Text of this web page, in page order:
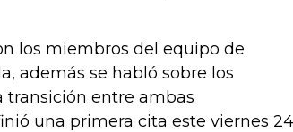
los miembros del equipo de
además se habló sobre los
transición entre ambas
una primera cita este viernes 24